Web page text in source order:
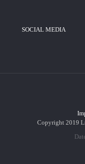
SOCIAL MEDIA
Copyright 2019